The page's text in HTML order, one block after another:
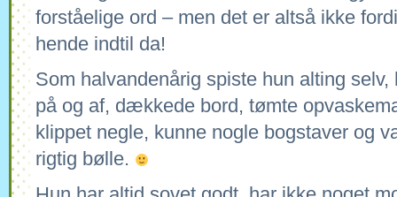
forståelige ord – men det er altså ikke
hende indtil da!
Som halvandenårig spiste hun alting
på og af, dækkede bord, tømte
klippet negle, kunne nogle bogstaver og
rigtig bølle.